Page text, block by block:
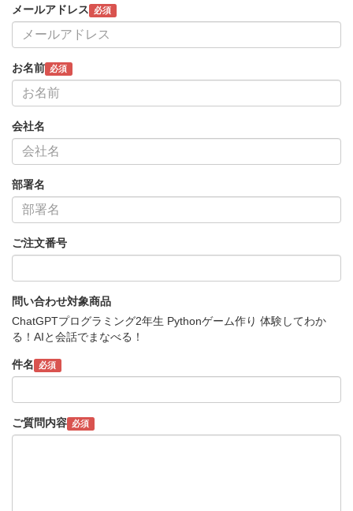
メールアドレス 必須
お名前 必須
会社名
部署名
ご注文番号
問い合わせ対象商品
ChatGPTプログラミング2年生 Pythonゲーム作り 体験してわか
る！AIと会話でまなべる！
件名 必須
ご質問内容 必須